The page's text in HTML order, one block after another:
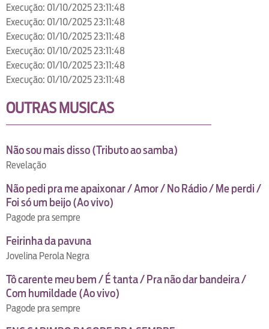
Execução: 01/10/2025 23:11:48
Execução: 01/10/2025 23:11:48
Execução: 01/10/2025 23:11:48
Execução: 01/10/2025 23:11:48
Execução: 01/10/2025 23:11:48
Execução: 01/10/2025 23:11:48
OUTRAS MUSICAS
Não sou mais disso (Tributo ao samba)
Revelação
Não pedi pra me apaixonar / Amor / No Rádio / Me perdi /
Foi só um beijo (Ao vivo)
Pagode pra sempre
Feirinha da pavuna
Jovelina Perola Negra
Tô carente meu bem / É tanta / Pra não dar bandeira /
Com humildade (Ao vivo)
Pagode pra sempre